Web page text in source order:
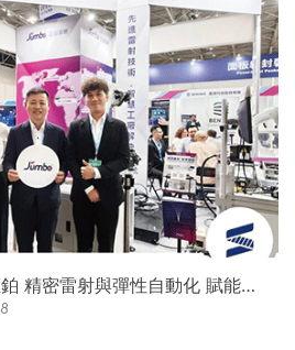
精密雷射與彈性自動化 賦能智
子展亮相